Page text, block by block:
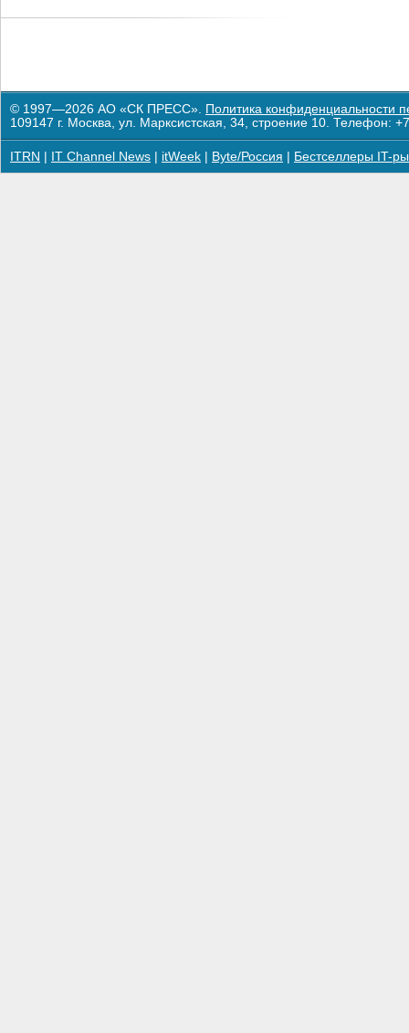
© 1997—2026 АО «СК ПРЕСС». Политика конфиденциальности
109147 г. Москва, ул. Марксистская, 34, строение 10. Телефон:
ITRN IT Channel News itWeek Byte/Россия Бестселлеры IT-